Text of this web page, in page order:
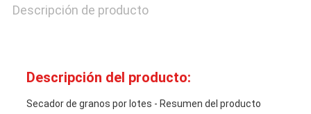
POLÍTICAS
Descripción de producto
Descripción del producto:
Secador de granos por lotes - Resumen del producto